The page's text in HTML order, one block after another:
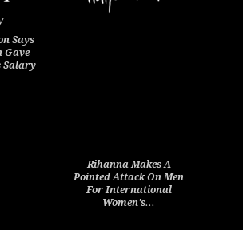
Says
Gave
Salary
Rihanna Makes A
Pointed Attack On Men
For International
Women's…